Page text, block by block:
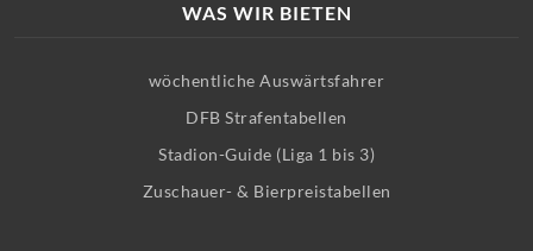
WAS WIR BIETEN
wöchentliche Auswärtsfahrer
DFB Strafentabellen
Stadion-Guide (Liga 1 bis 3)
Zuschauer- & Bierpreistabellen